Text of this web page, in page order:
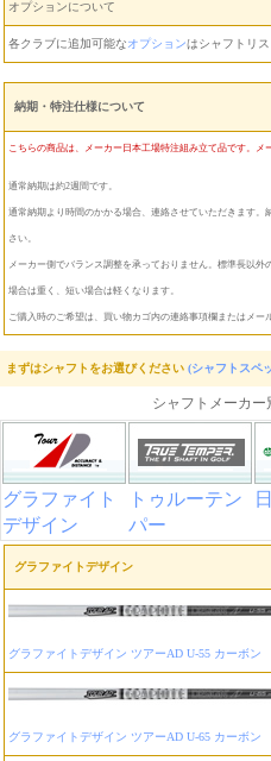
オプションについて
各クラブに追加可能なオプションはシャフトリス
納期・特注仕様について
こちらの商品は、メーカー日本工場特注組み立て品です。メ
通常納期は約2週間です。
通常納期より時間のかかる場合、連絡させていただきます。
さい。
メーカー側でバランス調整を承っておりません。標準長以
場合は重く、短い場合は軽くなります。
ご購入時のご希望は、買い物カゴ内の連絡事項欄またはメー
まずはシャフトをお選びください (シャフトスペ
シャフトメーカー
グラファイト
デザイン
トゥルーテン
パー
グラファイトデザイン
グラファイトデザイン ツアーAD U-55 カーボン
グラファイトデザイン ツアーAD U-65 カーボン